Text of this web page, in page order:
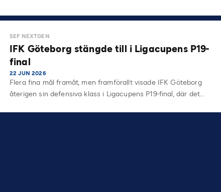
SEF NEXTGEN
IFK Göteborg stängde till i Ligacupens P19-
final
22 JUN 2026
Flera fina mål framåt, men framförallt visade IFK Göteborg
återigen sin defensiva klass i Ligacupens P19-final, där det…